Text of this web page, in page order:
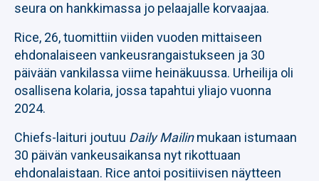
seura on hankkimassa jo pelaajalle korvaajaa.
Rice, 26, tuomittiin viiden vuoden mittaiseen
ehdonalaiseen vankeusrangaistukseen ja 30
päivään vankilassa viime heinäkuussa. Urheilija oli
osallisena kolaria, jossa tapahtui yliajo vuonna
2024.
Chiefs-laituri joutuu Daily Mailinmukaan istumaan
30 päivän vankeusaikansa nyt rikottuaan
ehdonalaistaan. Rice antoi positiivisen näytteen